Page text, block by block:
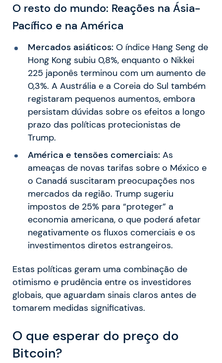
O resto do mundo: Reações na Ásia-
Pacífico e na América
Mercados asiáticos: O índice Hang Seng de
Hong Kong subiu 0,8%, enquanto o Nikkei
225 japonês terminou com um aumento de
0,3%. A Austrália e a Coreia do Sul também
registaram pequenos aumentos, embora
persistam dúvidas sobre os efeitos a longo
prazo das políticas protecionistas de
Trump.
América e tensões comerciais: As
ameaças de novas tarifas sobre o México e
o Canadá suscitaram preocupações nos
mercados da região. Trump sugeriu
impostos de 25% para “proteger” a
economia americana, o que poderá afetar
negativamente os fluxos comerciais e os
investimentos diretos estrangeiros.
Estas políticas geram uma combinação de
otimismo e prudência entre os investidores
globais, que aguardam sinais claros antes de
tomarem medidas significativas.
O que esperar do preço do
Bitcoin?